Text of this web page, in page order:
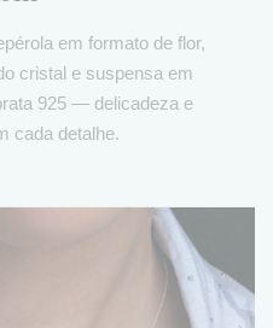
em formato de flor,
cristal e suspensa em
925 — delicadeza e
cada detalhe.